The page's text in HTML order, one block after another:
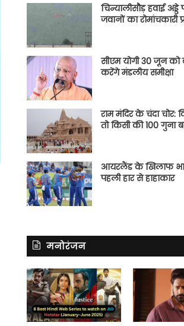
चिन्यालीसौड़ हवाई
जवानों का रोमांचकारी
सीएम योगी 30 जून को
करेंगे मंडलीय समीक्षा
राम मंदिर के चंदा चोर:
तो किसी की 100 गुना
आयरलैंड के खिलाफ
पहली हार से हाहाकार
मनोरंजन